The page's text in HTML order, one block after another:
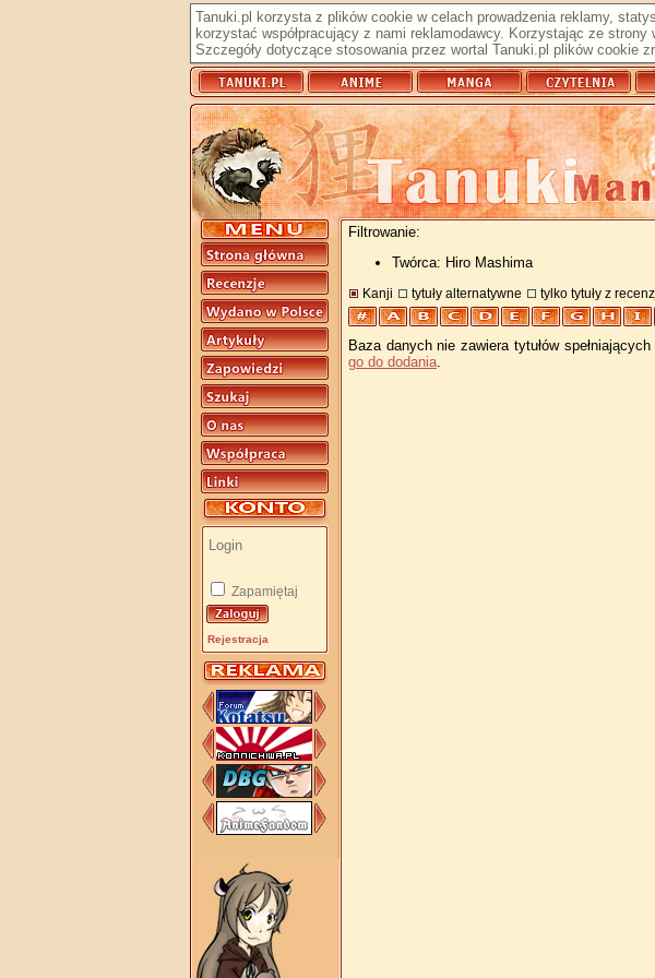
Tanuki.pl korzysta z plików cookie w celach prowadzenia reklamy,
korzystać współpracujący z nami reklamodawcy. Korzystając ze
Szczegóły dotyczące stosowania przez wortal Tanuki.pl plików cookie
Zapamiętaj
Rejestracja
Filtrowanie:
Twórca: Hiro Mashima
Kanji tytuły alternatywne tylko tytuły z
Baza danych nie zawiera tytułów
go do dodania.